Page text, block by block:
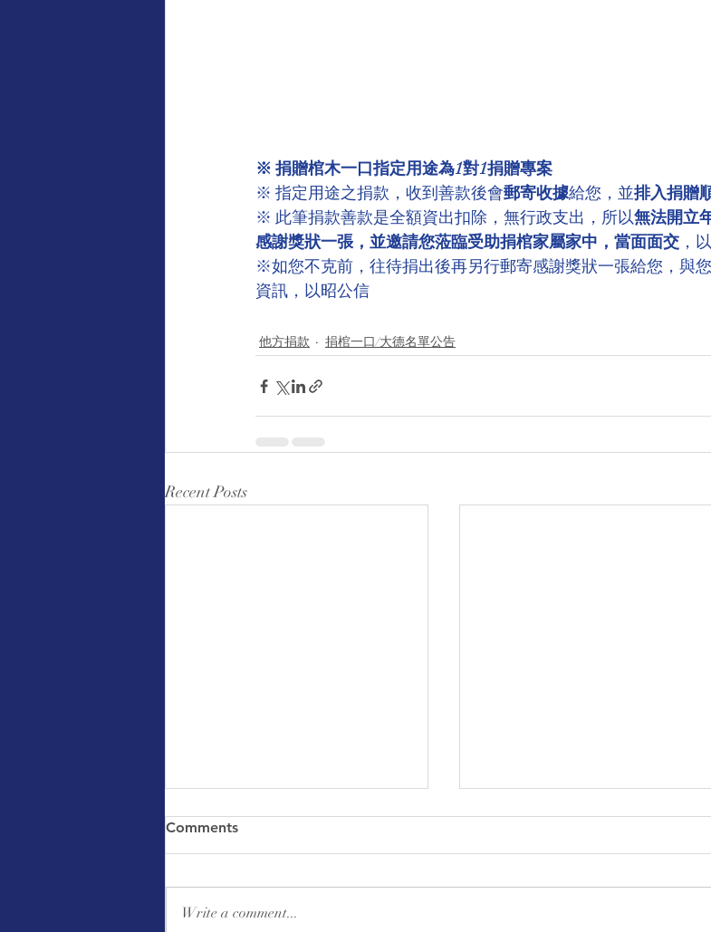
※ 捐贈棺木一口指定用途為1對1捐贈專案
※ 指定用途之捐款，收到善款後會郵寄收據給您，並排入捐贈
※ 此筆捐款善款是全額資出扣除，無行政支出，所以無法開立
感謝獎狀一張，並邀請您蒞臨受助捐棺家屬家中，當面面交 ，
※如您不克前，往待捐出後再另行郵寄感謝獎狀一張給您，與
資訊，以昭公信
他方捐款 捐棺一口/大德名單公告
Recent Posts
Comments
Write a comment...